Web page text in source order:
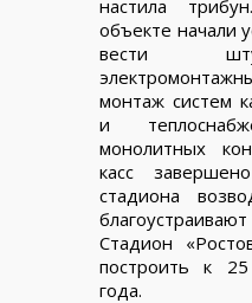
настила
объекте начали
вести
монтаж систем
и
монолитных
касс
стадиона
Стадион
построить к
года.